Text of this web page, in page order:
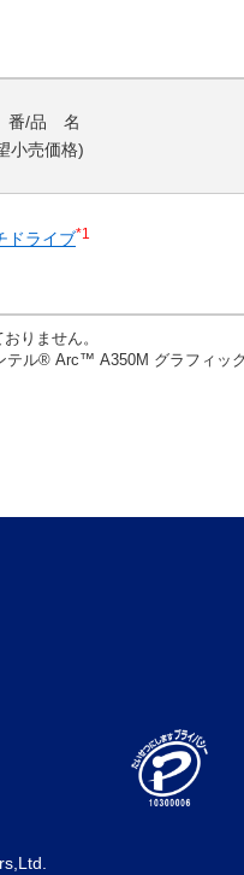
/品 名
小売価格)
ドライブ*1
りません。
テル® Arc™ A350M グラフィッ